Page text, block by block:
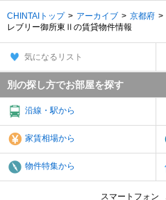
CHINTAIトップ アーカイブ 京都府
レブリー御所東Ⅱの賃貸物件情報
気になるリスト
別の探し方でお部屋を探す
沿線・駅から
家賃相場から
物件特集から
スマートフォン